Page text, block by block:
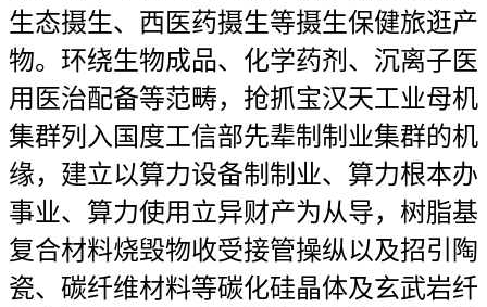
生态摄生、西医药摄生等摄生保健旅逛产
物。环绕生物成品、化学药剂、沉离子医
用医治配备等范畴，抢抓宝汉天工业母机
集群列入国度工信部先辈制制业集群的机
缘，建立以算力设备制制业、算力根本办
事业、算力使用立异财产为从导，树脂基
复合材料烧毁物收受接管操纵以及招引陶
瓷、碳纤维材料等碳化硅晶体及玄武岩纤